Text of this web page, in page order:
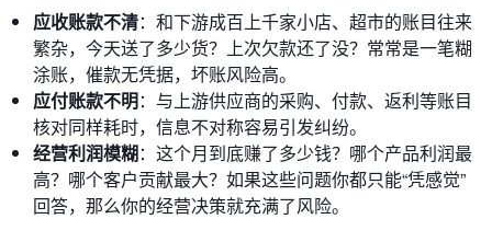
应收账款不清：和下游成百上千家小店、超市的账目往来
繁杂，今天送了多少货？上次欠款还了没？常常是一笔糊
涂账，催款无凭据，坏账风险高。
应付账款不明：与上游供应商的采购、付款、返利等账目
核对同样耗时，信息不对称容易引发纠纷。
经营利润模糊：这个月到底赚了多少钱？哪个产品利润最
高？哪个客户贡献最大？如果这些问题你都只能“凭感觉”
回答，那么你的经营决策就充满了风险。